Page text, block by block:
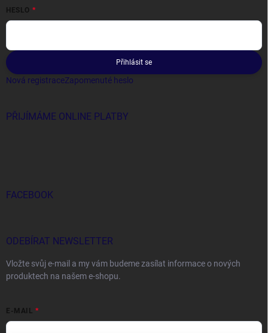
HESLO
Přihlásit se
Nová registraceZapomenuté heslo
PŘIJÍMÁME ONLINE PLATBY
FACEBOOK
ODEBÍRAT NEWSLETTER
Vložte svůj e-mail a my vám budeme zasílat informace o nových
produktech na našem e-shopu.
E-MAIL